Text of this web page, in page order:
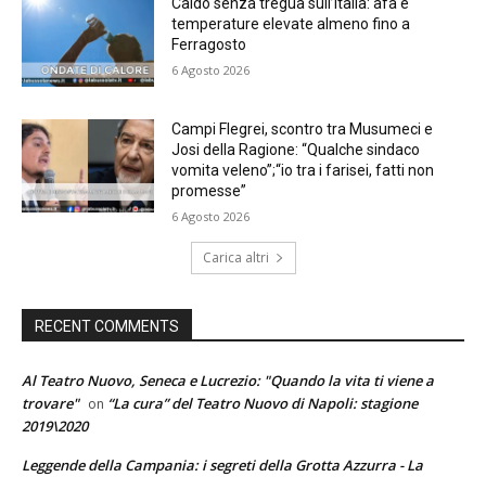
Caldo senza tregua sull’Italia: afa e
temperature elevate almeno fino a
Ferragosto
6 Agosto 2026
Campi Flegrei, scontro tra Musumeci e
Josi della Ragione: “Qualche sindaco
vomita veleno”;“io tra i farisei, fatti non
promesse”
6 Agosto 2026
Carica altri
RECENT COMMENTS
Al Teatro Nuovo, Seneca e Lucrezio: "Quando la vita ti viene a
trovare" on “La cura” del Teatro Nuovo di Napoli: stagione
2019\2020
Leggende della Campania: i segreti della Grotta Azzurra - La